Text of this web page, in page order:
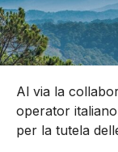
Al via la
operator
per la tutela